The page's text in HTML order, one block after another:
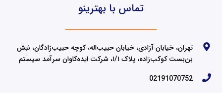
تماس با بهترینو
تهران، خیابان آزادی، خیابان حبیب‌اله، کوچه حبیب‌زادگان، نبش
بن‌بست کوکب‌زاده، پلاک ۱/۱، شرکت ایده‌کاوان سرآمد سیستم
02191070752